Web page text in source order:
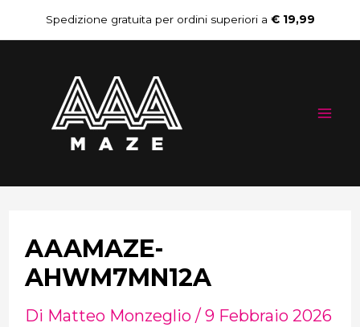
al
contenuto
Spedizione gratuita per ordini superiori a € 19,99
AAAMAZE-
AHWM7MN12A
Di Matteo Monzeglio / 9 Febbraio 2026
Navigazione
articoli